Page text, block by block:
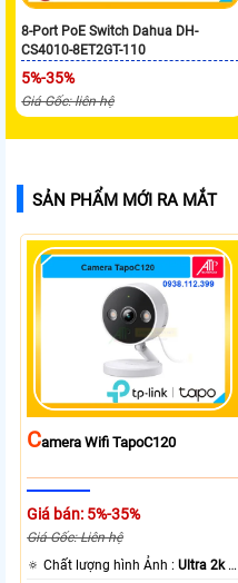
8-Port PoE Switch Dahua DH-
CS4010-8ET2GT-110
5%-35%
Giá Gốc: liên hệ
SẢN PHẨM MỚI RA MẮT
CAmera Wifi TapoC120
Giá bán: 5%-35%
Giá Gốc: Liên hệ
🔅 Chất lượng hình Ảnh :Ultra 2k +